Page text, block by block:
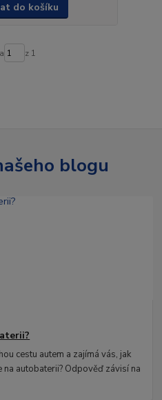
do košíku
z 1
blogu
cestu autem a zajímá vás, jak
autobaterii? Odpověď závisí na